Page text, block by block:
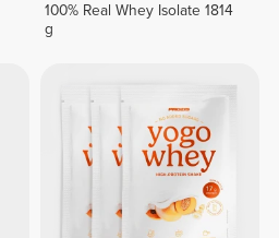
100% Real Whey Isolate 1814
g